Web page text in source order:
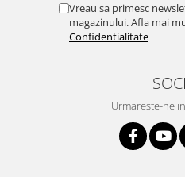
Vreau sa primesc
magazinului. Afla mai
Confidentialitate
Urmareste-ne